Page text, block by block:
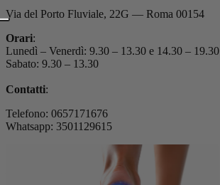
Via del Porto Fluviale, 22G — Roma 00154
Orari:
Lunedì – Venerdì: 9.30 – 13.30 e 14.30 – 19.30
Sabato: 9.30 – 13.30
Contatti:
Telefono: 0657171676
Whatsapp: 3501129615